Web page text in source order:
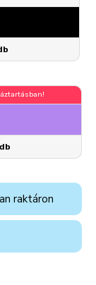
raktáron